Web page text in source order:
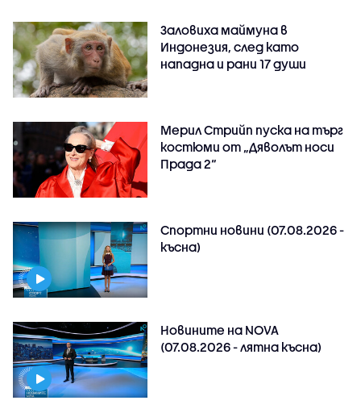
Заловиха маймуна в
Индонезия, след като
нападна и рани 17 души
Мерил Стрийп пуска на търг
костюми от „Дяволът носи
Прада 2“
Спортни новини (07.08.2026 -
късна)
Новините на NOVA
(07.08.2026 - лятна късна)